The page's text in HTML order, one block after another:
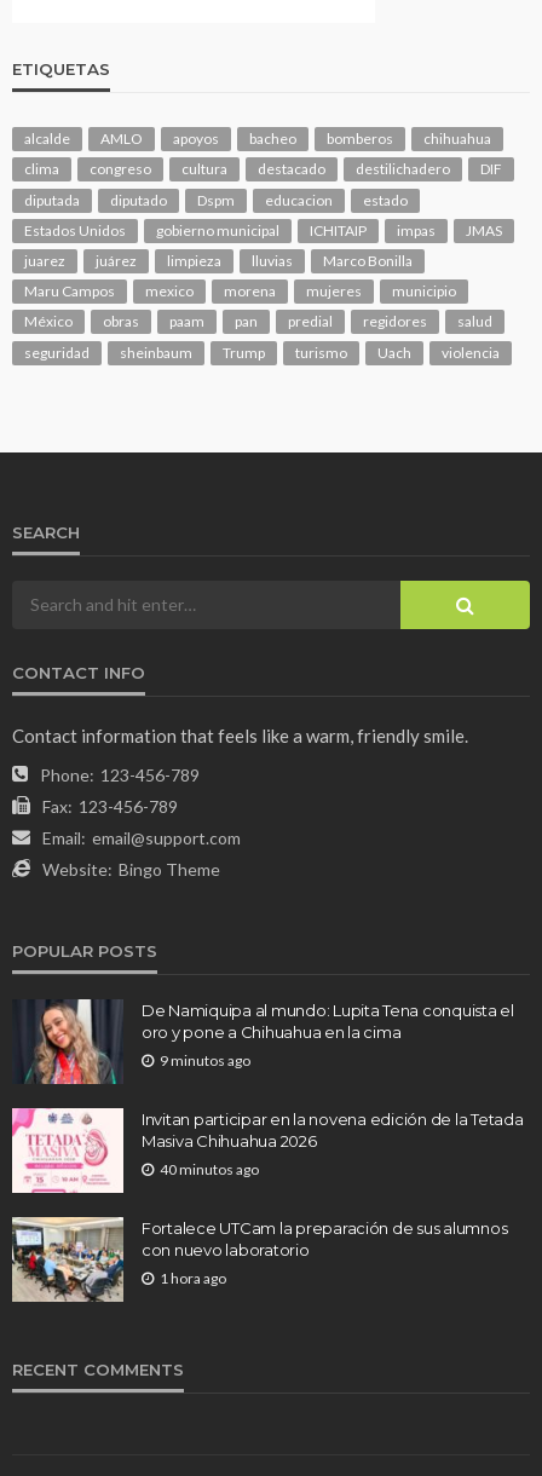
ETIQUETAS
alcalde AMLO apoyos bacheo bomberos
chihuahua
clima
congreso cultura destacado destilichadero
DIF
diputada
diputado Dspm educacion
estado
Estados Unidos
gobierno municipal ICHITAIP impas
JMAS
juarez
juárez limpieza lluvias
Marco Bonilla
Maru Campos
mexico morena mujeres
municipio
México
obras paam pan predial regidores
salud
seguridad
sheinbaum Trump turismo Uach violencia
SEARCH
CONTACT INFO
Contact information that feels like a warm, friendly smile.
Phone: 123-456-789
Fax: 123-456-789
Email: email@support.com
Website: Bingo Theme
POPULAR POSTS
De Namiquipa al mundo: Lupita Tena conquista el
oro y pone a Chihuahua en la cima
9 minutos ago
Invitan participar en la novena edición de la Tetada
Masiva Chihuahua 2026
40 minutos ago
Fortalece UTCam la preparación de sus alumnos
con nuevo laboratorio
1 hora ago
RECENT COMMENTS